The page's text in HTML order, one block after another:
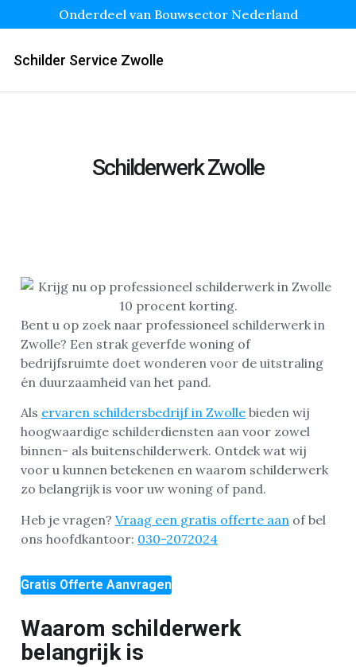
Onderdeel van Bouwsector Nederland
Schilder Service Zwolle
Schilderwerk Zwolle
Bent u op zoek naar professioneel schilderwerk in
Zwolle? Een strak geverfde woning of
bedrijfsruimte doet wonderen voor de uitstraling
én duurzaamheid van het pand.
Als ervaren schildersbedrijf in Zwolle bieden wij
hoogwaardige schilderdiensten aan voor zowel
binnen- als buitenschilderwerk. Ontdek wat wij
voor u kunnen betekenen en waarom schilderwerk
zo belangrijk is voor uw woning of pand.
Heb je vragen? Vraag een gratis offerte aan of bel
ons hoofdkantoor: 030-2072024
Gratis Offerte Aanvragen
Waarom schilderwerk
belangrijk is